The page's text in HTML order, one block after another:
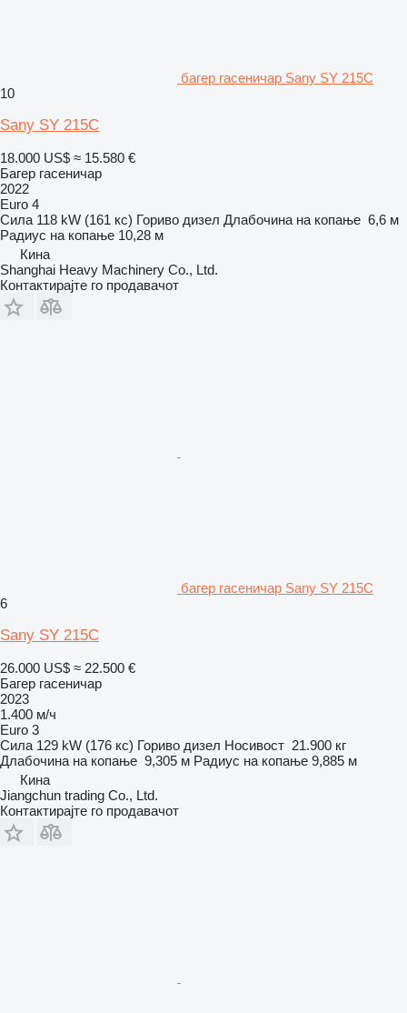
багер гасеничар Sany SY 215C
10
Sany SY 215C
18.000 US$ ≈ 15.580 €
Багер гасеничар
2022
Euro 4
Сила 118 kW (161 кс) Гориво дизел Длабочина на копање 6,6 м
Радиус на копање 10,28 м
Кина
Shanghai Heavy Machinery Co., Ltd.
Контактирајте го продавачот
багер гасеничар Sany SY 215C
6
Sany SY 215C
26.000 US$ ≈ 22.500 €
Багер гасеничар
2023
1.400 м/ч
Euro 3
Сила 129 kW (176 кс) Гориво дизел Носивост 21.900 кг
Длабочина на копање 9,305 м Радиус на копање 9,885 м
Кина
Jiangchun trading Co., Ltd.
Контактирајте го продавачот